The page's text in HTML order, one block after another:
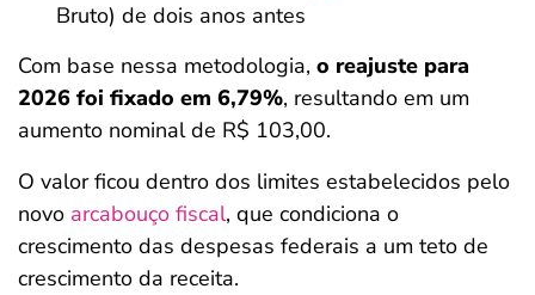
Bruto) de dois anos antes
Com base nessa metodologia, o reajuste para
2026 foi fixado em 6,79%, resultando em um
aumento nominal de R$ 103,00.
O valor ficou dentro dos limites estabelecidos pelo
novo arcabouço fiscal, que condiciona o
crescimento das despesas federais a um teto de
crescimento da receita.